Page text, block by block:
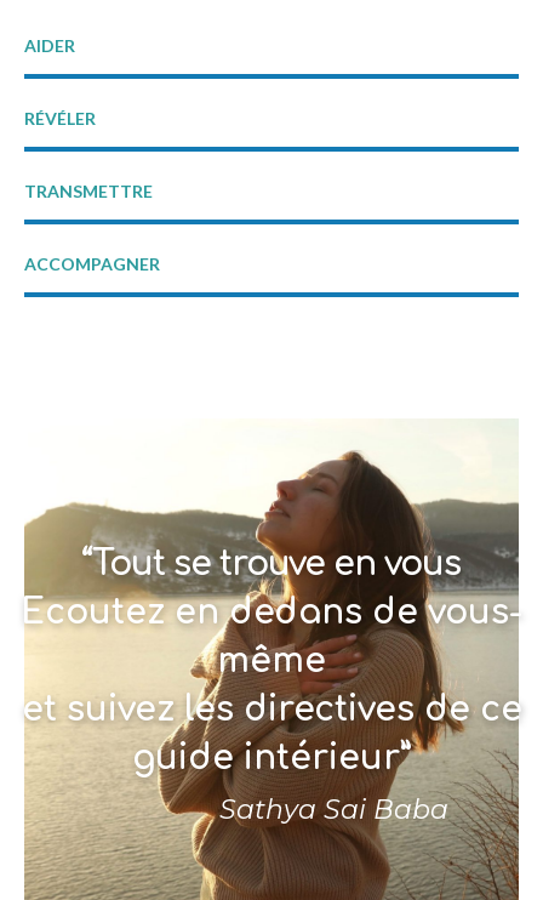
AIDER
RÉVÉLER
TRANSMETTRE
ACCOMPAGNER
“Tout se trouve en vous
Ecoutez en dedans de vous-
même
et suivez les directives de ce
guide intérieur”
Sathya Sai Baba